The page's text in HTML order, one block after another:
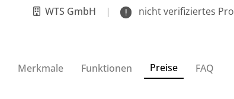
WTS GmbH | nicht verifiziertes
Merkmale Funktionen Preise FAQ